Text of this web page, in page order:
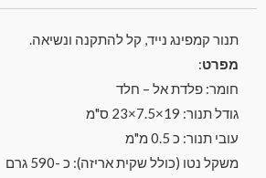
תנור קמפינג נייד, קל להתקנה ונשיאה.
מפרט:
חומר: פלדת אל – חלד
גודל תנור: 19×7.5×23 ס"מ
עובי תנור: כ 0.5 מ"מ
משקל נטו (כולל שקית אריזה): כ -590 גרם